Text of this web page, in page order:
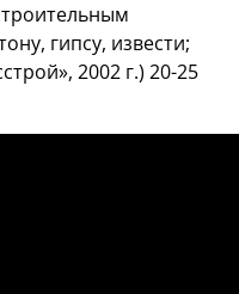
гипсу, извести;
2002 г.) 20-25